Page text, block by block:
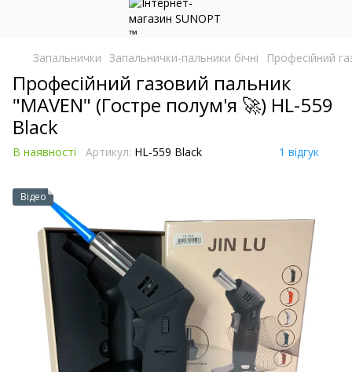
Запальнички Запальнички-пальники бічні Професійний
Професійний газовий пальник
"MAVEN" (Гостре полум'я 🚀) HL-559
Black
В наявності Артикул: HL-559 Black 1 відгук
Відео